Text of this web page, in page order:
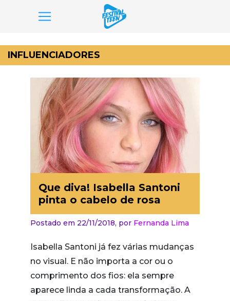
para
o
conteúdo
INFLUENCIADORES
Que diva! Isabella Santoni
pinta o cabelo de rosa
Postado em 22/11/2018, por Fernanda Lima
Isabella Santoni já fez várias mudanças
no visual. E não importa a cor ou o
comprimento dos fios: ela sempre
aparece linda a cada transformação. A